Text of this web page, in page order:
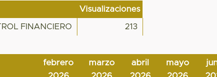
Visualizaciones
FINANCIERO 213
febrero
marzo
abril
mayo